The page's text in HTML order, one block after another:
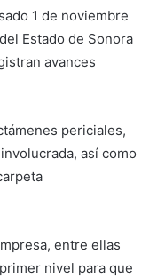
1 de noviembre
Estado de Sonora
avances
periciales,
así como
entre ellas
nivel para que